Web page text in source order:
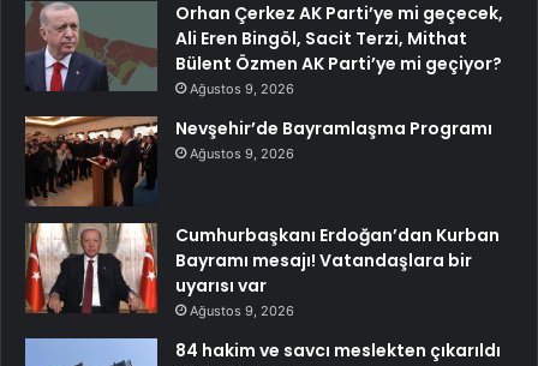
Orhan Çerkez AK Parti’ye mi geçecek,
Ali Eren Bingöl, Sacit Terzi, Mithat
Bülent Özmen AK Parti’ye mi geçiyor?
Ağustos 9, 2026
Nevşehir’de Bayramlaşma Programı
Ağustos 9, 2026
Cumhurbaşkanı Erdoğan’dan Kurban
Bayramı mesajı! Vatandaşlara bir
uyarısı var
Ağustos 9, 2026
84 hakim ve savcı meslekten çıkarıldı